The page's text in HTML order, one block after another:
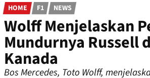
HOME F1 NEWS
Wolff Menjelaskan
Mundurnya Russell
Kanada
Bos Mercedes, Toto Wolff,